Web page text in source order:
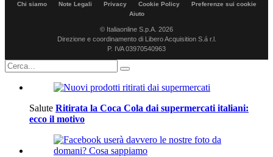
Chi siamo Note Legali Privacy Cookie Policy
Preferenze sui cookie
Aiuto
© Italiaonline S.p.A. 2026
Direzione e coordinamento di Libero Acquisition S.á r.l.
P. IVA 03970540963
Salute Ritirata la Coca Cola dai supermercati italiani:
ecco il motivo